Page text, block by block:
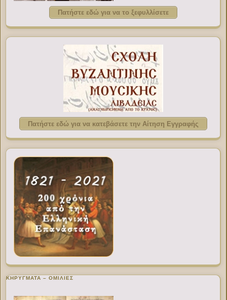
Πατήστε εδώ για να το ξεφυλλίσετε
Πατήστε εδώ για να κατεβάσετε την Αίτηση Εγγραφής
ΚΗΡΥΓΜΑΤΑ – ΟΜΙΛΙΕΣ